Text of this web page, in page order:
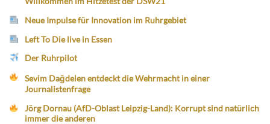
Neue Impulse für Innovation im Ruhrgebiet
Left To Die live in Essen
Der Ruhrpilot
Sevim Dağdelen entdeckt die Wehrmacht in einer
Journalistenfrage
Jörg Dornau (AfD-Oblast Leipzig-Land): Korrupt sind natürlich
immer die anderen